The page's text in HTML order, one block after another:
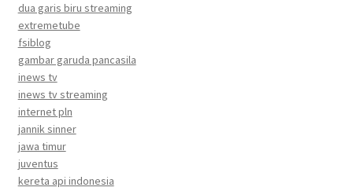
dua garis biru streaming
extremetube
fsiblog
gambar garuda pancasila
inews tv
inews tv streaming
internet pln
jannik sinner
jawa timur
juventus
kereta api indonesia